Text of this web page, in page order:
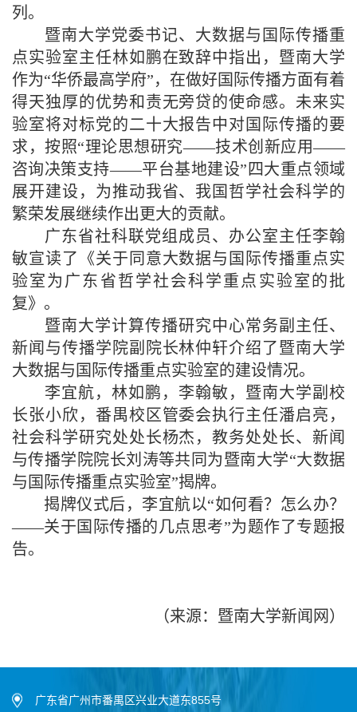
列。
暨南大学党委书记、大数据与国际传播重
点实验室主任林如鹏在致辞中指出，暨南大学
作为“华侨最高学府”，在做好国际传播方面有着
得天独厚的优势和责无旁贷的使命感。未来实
验室将对标党的二十大报告中对国际传播的要
求，按照“理论思想研究——技术创新应用——
咨询决策支持——平台基地建设”四大重点领域
展开建设，为推动我省、我国哲学社会科学的
繁荣发展继续作出更大的贡献。
广东省社科联党组成员、办公室主任李翰
敏宣读了《关于同意大数据与国际传播重点实
验室为广东省哲学社会科学重点实验室的批
复》。
暨南大学计算传播研究中心常务副主任、
新闻与传播学院副院长林仲轩介绍了暨南大学
大数据与国际传播重点实验室的建设情况。
李宜航，林如鹏，李翰敏，暨南大学副校
长张小欣，番禺校区管委会执行主任潘启亮，
社会科学研究处处长杨杰，教务处处长、新闻
与传播学院院长刘涛等共同为暨南大学“大数据
与国际传播重点实验室”揭牌。
揭牌仪式后，李宜航以“如何看？怎么办？
——关于国际传播的几点思考”为题作了专题报
告。
（来源：暨南大学新闻网 ）
广东省广州市番禺区兴业大道东855号